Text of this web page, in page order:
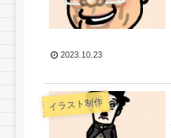
2023.10.23
イラスト制作